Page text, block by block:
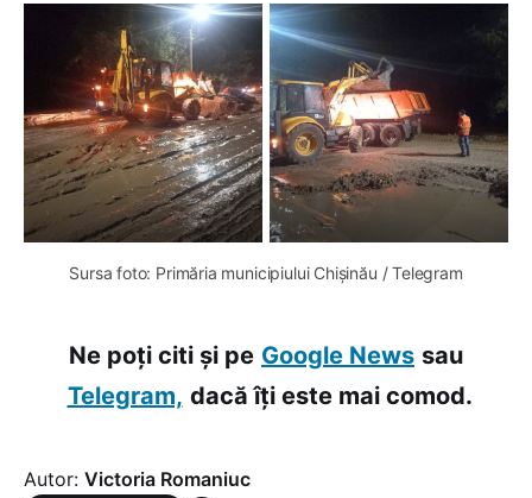
Sursa foto: Primăria municipiului Chișinău / Telegram
Ne poți citi și pe Google News sau
Telegram, dacă îți este mai comod.
Autor: Victoria Romaniuc